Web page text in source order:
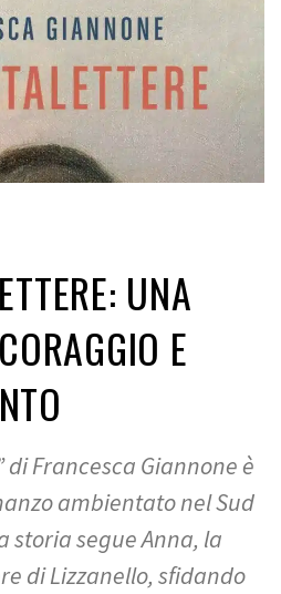
UNA
E
di Francesca Giannone è
ambientato nel Sud
storia segue Anna, la
di Lizzanello, sfidando